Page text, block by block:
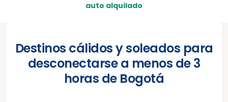
auto alquilado
Destinos cálidos y soleados para
desconectarse a menos de 3
horas de Bogotá